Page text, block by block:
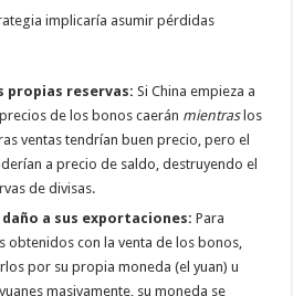
implicaría asumir pérdidas
propias reservas: Si China empieza a
de los bonos caerán mientraslos
ventas tendrían buen precio, pero el
a precio de saldo, destruyendo el
de divisas.
a sus exportaciones: Para
obtenidos con la venta de los bonos,
por su propia moneda (el yuan) u
masivamente, su moneda se